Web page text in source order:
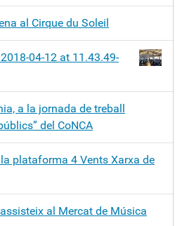
al Cirque du Soleil
04-12 at 11.43.49-
a la jornada de treball
del CoNCA
plataforma 4 Vents Xarxa de
al Mercat de Música